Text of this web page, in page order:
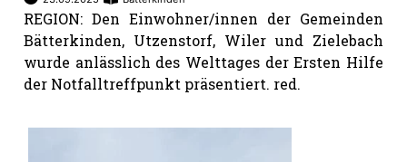
REGION: Den Einwohner/innen der Gemeinden
Bätterkinden, Utzenstorf, Wiler und Zielebach
wurde anlässlich des Welttages der Ersten Hilfe
der Notfalltreffpunkt präsentiert. red.